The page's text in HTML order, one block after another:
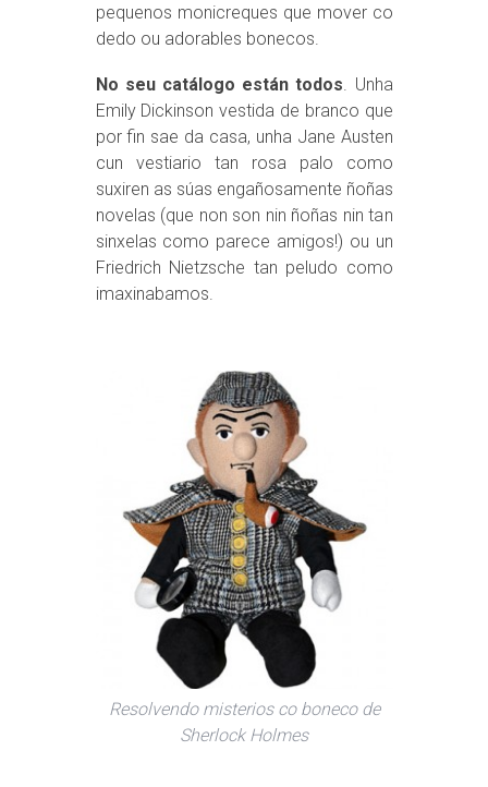
pequenos monicreques que mover co
dedo ou adorables bonecos.
No seu catálogo están todos . Unha
Emily Dickinson vestida de branco que
por fin sae da casa, unha Jane Austen
cun vestiario tan rosa palo como
suxiren as súas engañosamente ñoñas
novelas (que non son nin ñoñas nin tan
sinxelas como parece amigos!) ou un
Friedrich Nietzsche tan peludo como
imaxinabamos.
Resolvendo misterios co boneco de
Sherlock Holmes